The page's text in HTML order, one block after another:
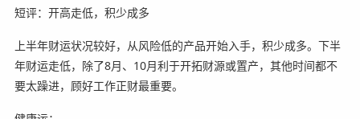
短评：开高走低，积少成多
上半年财运状况较好，从风险低的产品开始入手，积少成多。下半
年财运走低，除了8月、10月利于开拓财源或置产，其他时间都不
要太躁进，顾好工作正财最重要。